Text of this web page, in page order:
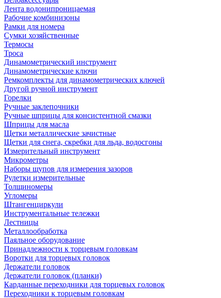
Лента водонипроницаемая
Рабочие комбинизоны
Рамки для номера
Сумки хозяйственные
Термосы
Троса
Динамометрический инструмент
Динамометрические ключи
Ремкомплекты для динамометрических ключей
Другой ручной инструмент
Горелки
Ручные заклепочники
Ручные шприцы для консистентной смазки
Шприцы для масла
Щетки металлические зачистные
Щетки для снега, скребки для льда, водосгоны
Измерительный инструмент
Микрометры
Наборы щупов для измерения зазоров
Рулетки измерительные
Толщиномеры
Угломеры
Штангенциркули
Инструментальные тележки
Лестницы
Металлообработка
Паяльное оборудование
Принадлежности к торцевым головкам
Воротки для торцевых головок
Держатели головок
Держатели головок (планки)
Карданные переходники для торцевых головок
Переходники к торцевым головкам